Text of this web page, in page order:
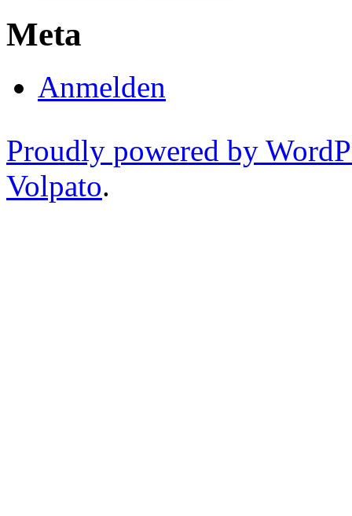
Meta
Anmelden
Proudly powered by
Volpato.